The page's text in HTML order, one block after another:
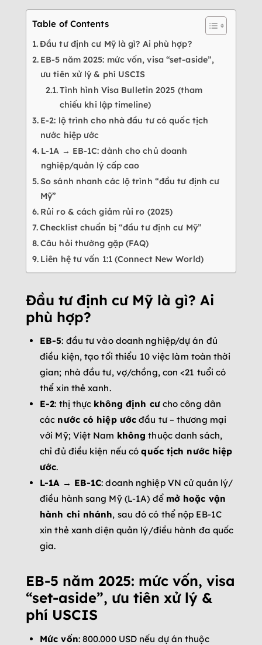
Table of Contents
Đầu tư định cư Mỹ là gì? Ai phù hợp?
EB-5 năm 2025: mức vốn, visa “set-aside”,
ưu tiên xử lý & phí USCIS
Tình hình Visa Bulletin 2025 (tham
chiếu khi lập timeline)
E-2: lộ trình cho nhà đầu tư có quốc tịch
nước hiệp ước
L-1A → EB-1C: dành cho chủ doanh
nghiệp/quản lý cấp cao
So sánh nhanh các lộ trình “đầu tư định cư
Mỹ”
Rủi ro & cách giảm rủi ro (2025)
Checklist chuẩn bị “đầu tư định cư Mỹ”
Câu hỏi thường gặp (FAQ)
Liên hệ tư vấn 1:1 (Connect New World)
Đầu tư định cư Mỹ là gì? Ai
phù hợp?
EB-5: đầu tư vào doanh nghiệp/dự án đủ
điều kiện, tạo tối thiểu 10 việc làm toàn thời
gian; nhà đầu tư, vợ/chồng, con <21 tuổi có
thể xin thẻ xanh.
E-2: thị thực không định cưcho công dân
các nước có hiệp ước đầu tư – thương mại
với Mỹ; Việt Nam không thuộc danh sách,
chỉ đủ điều kiện nếu cóquốc tịch nước hiệp
ước.
L-1A → EB-1C: doanh nghiệp VN cử quản lý/
điều hành sang Mỹ (L-1A) để mở hoặc vận
hành chi nhánh, sau đó có thể nộp EB-1C
xin thẻ xanh diện quản lý/điều hành đa quốc
gia.
EB-5 năm 2025: mức vốn, visa
“set-aside”, ưu tiên xử lý &
phí USCIS
Mức vốn: 800.000 USD nếu dự án thuộc